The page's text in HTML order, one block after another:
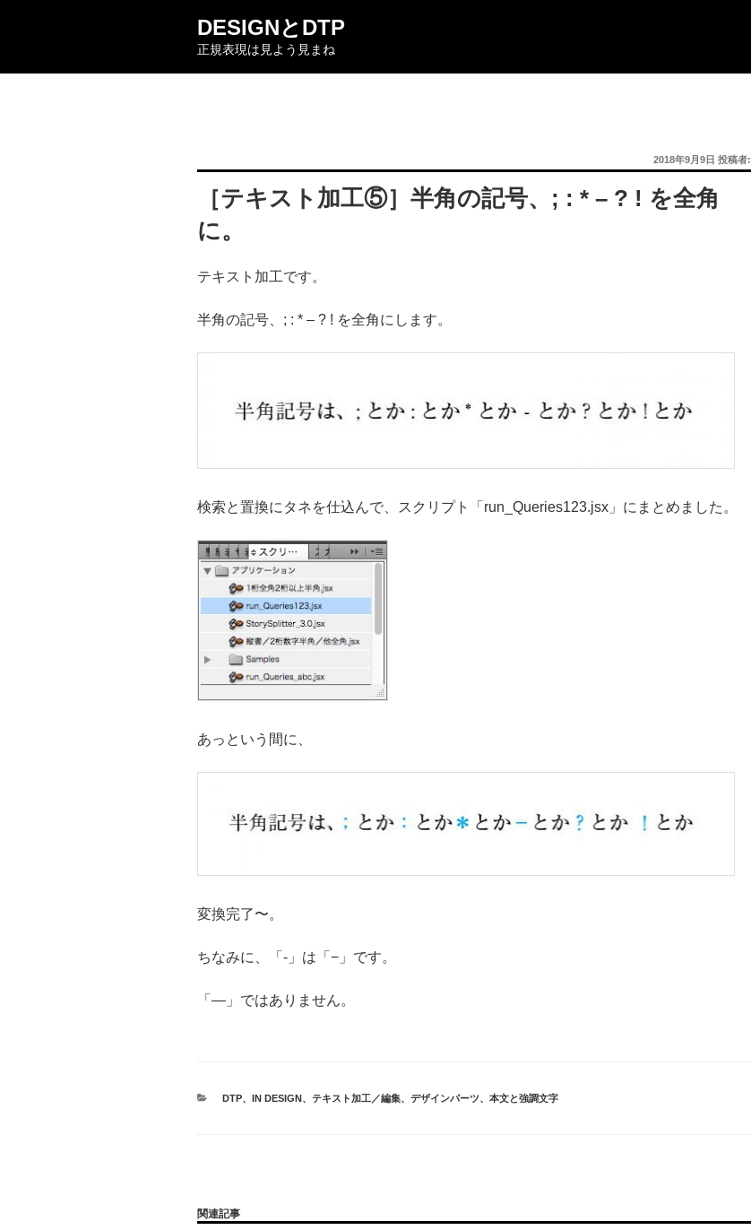
ン
DESIGNとDTP
正規表現は見よう見まね
投
稿
日:
2018年9月9日 投稿者:
［テキスト加工⑤］半角の記号、; : * – ? ! を全角
に。
テキスト加工です。
半角の記号、; : * – ? ! を全角にします。
検索と置換にタネを仕込んで、スクリプト「run_Queries123.jsx」にまとめました。
あっという間に、
変換完了〜。
ちなみに、「-」は「−」です。
「—」ではありません。
カ
DTP、 IN DESIGN、 テキスト加工／編集、 デザインパーツ、 本文と強調文字
関連記事